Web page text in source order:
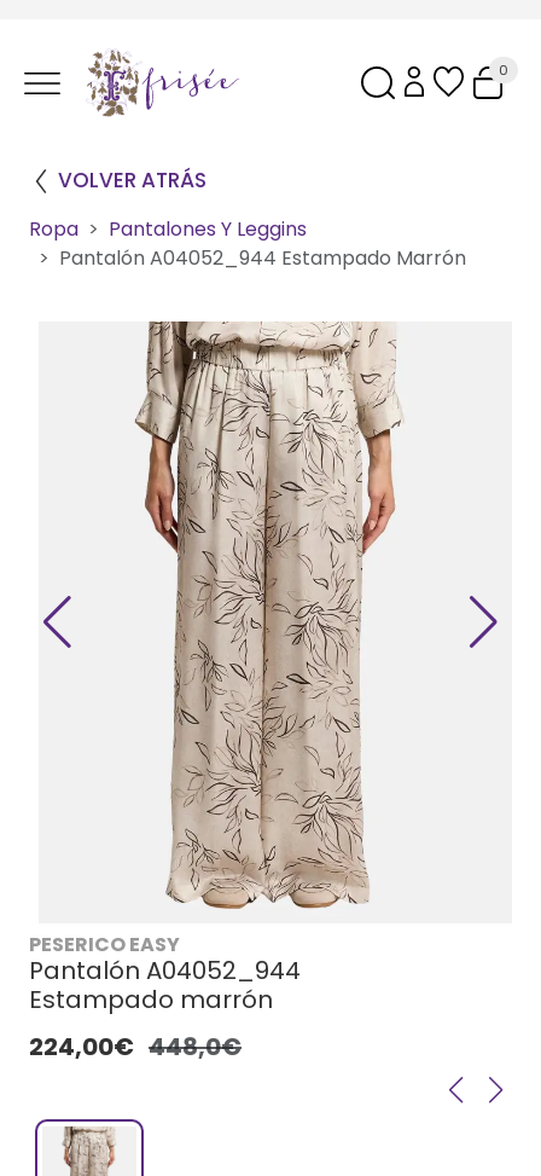
0
VOLVER ATRÁS
Ropa
Pantalones Y Leggins
Pantalón A04052_944 Estampado Marrón
PESERICO EASY
Pantalón A04052_944
Estampado marrón
224,00€ 448,0€